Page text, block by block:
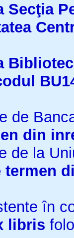
de
din
de la
termen
în
libris